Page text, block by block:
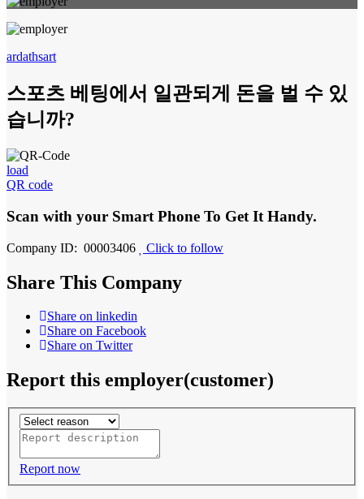
ardathsart
스포츠 베팅에서 일관되게 돈을 벌 수 있
습니까?
load
QR code
Scan with your Smart Phone To Get It Handy.
Company ID: 00003406 Click to follow
Share This Company
Share on linkedin
Share on Facebook
Share on Twitter
Report this employer(customer)
Report now